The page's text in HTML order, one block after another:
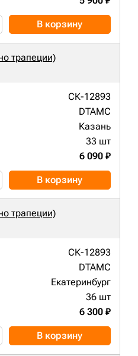
В корзину
трапеции)
СК-12893
DTAMC
Казань
33 шт
6 090 ₽
В корзину
трапеции)
СК-12893
DTAMC
Екатеринбург
36 шт
6 300 ₽
В корзину